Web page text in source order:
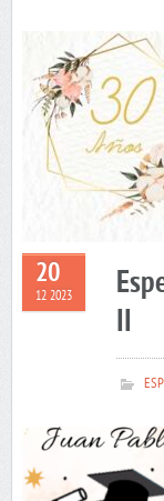
20
12 2023
II